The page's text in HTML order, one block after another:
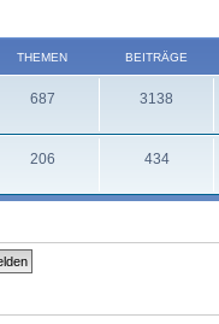
THEMEN BEITRÄGE
687 3138
206 434